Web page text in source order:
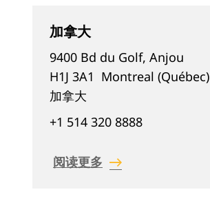
加拿大
9400 Bd du Golf, Anjou
H1J 3A1 Montreal (Québec)
加拿大
+1 514 320 8888
阅读更多